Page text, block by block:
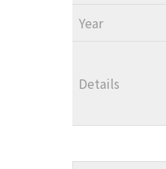
Year
Details